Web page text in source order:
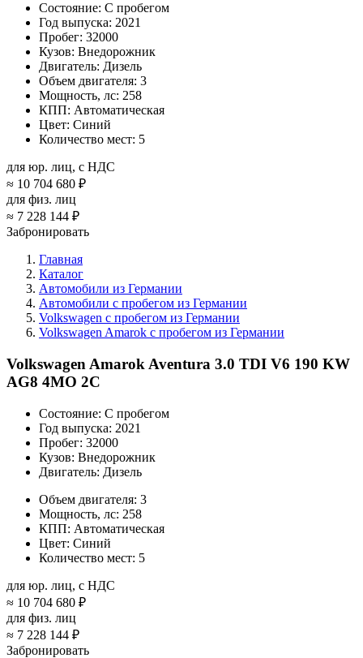
Состояние: С пробегом
Год выпуска: 2021
Пробег: 32000
Кузов: Внедорожник
Двигатель: Дизель
Объем двигателя: 3
Мощность, лс: 258
КПП: Автоматическая
Цвет: Синий
Количество мест: 5
для юр. лиц, с НДС
≈ 10 704 680 ₽
для физ. лиц
≈ 7 228 144 ₽
Забронировать
Главная
Каталог
Автомобили из Германии
Автомобили с пробегом из Германии
Volkswagen с пробегом из Германии
Volkswagen Amarok с пробегом из Германии
Volkswagen Amarok Aventura 3.0 TDI V6 190 KW
AG8 4MO 2C
Состояние: С пробегом
Год выпуска: 2021
Пробег: 32000
Кузов: Внедорожник
Двигатель: Дизель
Объем двигателя: 3
Мощность, лс: 258
КПП: Автоматическая
Цвет: Синий
Количество мест: 5
для юр. лиц, с НДС
≈ 10 704 680 ₽
для физ. лиц
≈ 7 228 144 ₽
Забронировать